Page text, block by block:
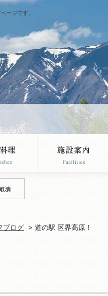
ージです。
ブログ 道の駅 区界高原！